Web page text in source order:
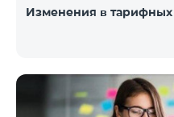
Изменения в тарифных